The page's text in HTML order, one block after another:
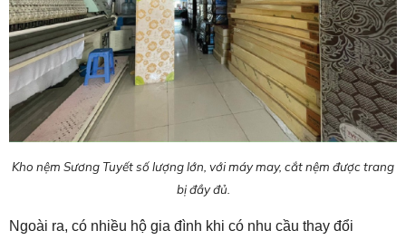
Kho nệm Sương Tuyết số lượng lớn, với máy may, cắt nệm được trang
bị đầy đủ.
Ngoài ra, có nhiều hộ gia đình khi có nhu cầu thay đổi